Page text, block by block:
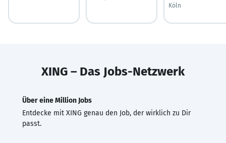
Köln
XING – Das Jobs-Netzwerk
Über eine Million Jobs
Entdecke mit XING genau den Job, der wirklich zu Dir
passt.